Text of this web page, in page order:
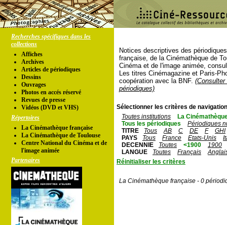
Recherches spécifiques dans les
collections
Affiches
Archives
Articles de périodiques
Dessins
Ouvrages
Photos en accés réservé
Revues de presse
Vidéos (DVD et VHS)
Répertoires
La Cinémathèque française
La Cinémathèque de Toulouse
Centre National du Cinéma et de
l'image animée
Partenaires
Notices descriptives des
française, de la Cinémathèque de
Cinéma et de l'image animée,
Les titres Cinémagazine et Paris-
coopération avec la BNF.
périodiques)
Sélectionner les critères de
Toutes institutions
La
Tous les périodiques
Périodiques
TITRE
Tous AB C DE F
GHI
PAYS
Tous France Etats-Unis
DECENNIE
Toutes <1900
1900
LANGUE
Toutes Français
Réinitialiser les critères
La Cinémathèque française - 0